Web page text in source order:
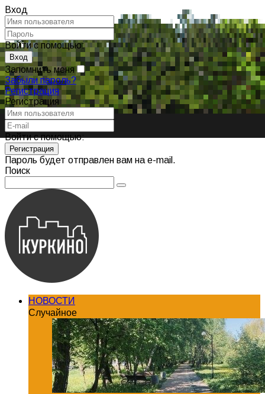
Вход
Войти с помощью:
Запомнить меня
Забыли пароль?
Регистрация
Регистрация
Войти с помощью:
Пароль будет отправлен вам на e-mail.
Поиск
НОВОСТИ
Случайное